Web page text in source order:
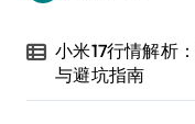
小米17行情解析
与避坑指南